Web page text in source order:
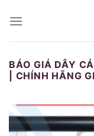
BÁO GIÁ DÂY
| CHÍNH HÃNG